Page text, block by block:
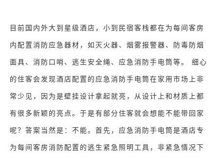
目前国内外大到星级酒店，小到民宿客栈都在为每间客房
内配置消防应急器材，如灭火器、烟雾报警器、防毒防烟
面具、消防口哨、逃生安全绳、应急消防手电筒等。 细心
的住客会发现酒店配置的应急消防手电筒在家用市场上非
常少见，因为是壁挂设计拿起就亮，从设计上和材质上都
有很多新颖的亮点。于是有部分住客就会想能不能带回家
呢？答案当然是：不能。首先，应急消防手电筒是酒店专
为每间客房消防配置的逃生紧急照明工具，非紧急情况下